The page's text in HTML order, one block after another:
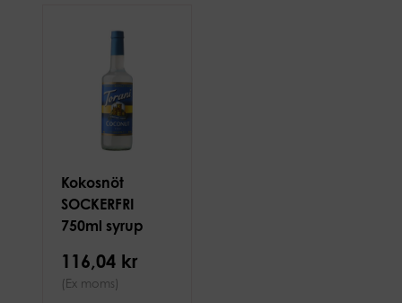
Kokosnöt
SOCKERFRI
750ml syrup
116,04 kr
(Ex moms)